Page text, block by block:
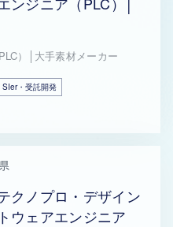
）│大手素材メーカー
SIer・受託開発
ノプロ・デザイン
ウェアエンジニア